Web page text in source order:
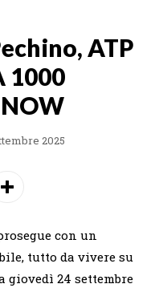
ATP
1000
2025
con un
tutto da vivere su
giovedì 24 settembre